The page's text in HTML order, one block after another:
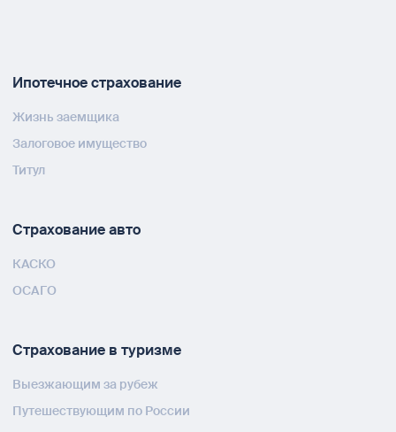
Ипотечное страхование
Жизнь заемщика
Залоговое имущество
Титул
Страхование авто
КАСКО
ОСАГО
Страхование в туризме
Выезжающим за рубеж
Путешествующим по России